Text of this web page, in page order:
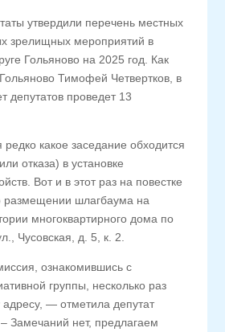
утвердили перечень местных
зрелищных мероприятий в
Гольяново на 2025 год. Как
Тимофей Четвертков, в
депутатов проведет 13
какое заседание обходится
отказа) в установке
Вот и в этот раз на повестке
размещении шлагбаума на
многоквартирного дома по
Чусовская, д. 5, к. 2.
ознакомившись с
группы, несколько раз
— отметила депутат
Замечаний нет, предлагаем